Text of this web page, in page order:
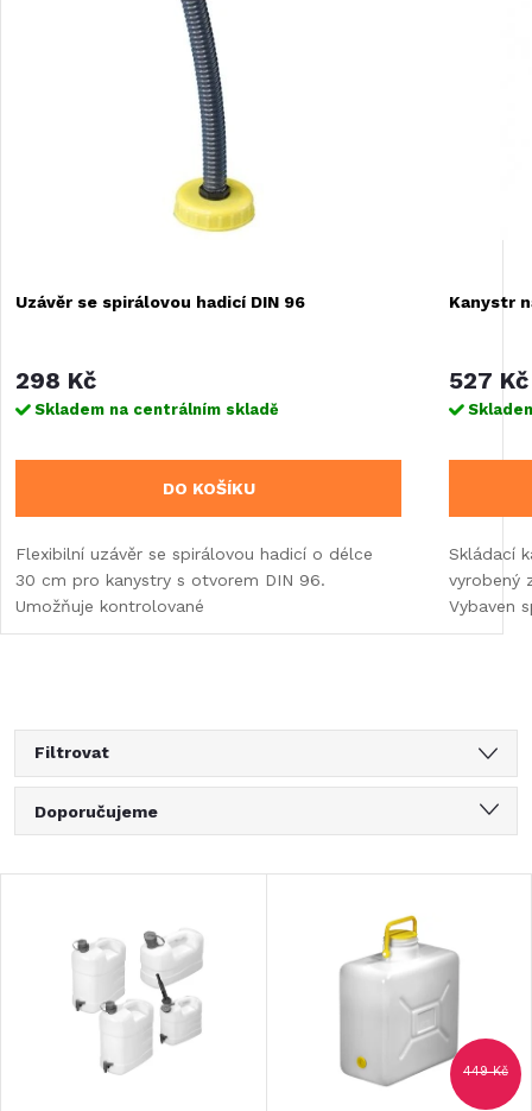
Uzávěr se spirálovou hadicí DIN 96
298 Kč
Skladem na centrálním skladě
DO KOŠÍKU
Flexibilní uzávěr se spirálovou hadicí o délce
30 cm pro kanystry s otvorem DIN 96.
Umožňuje kontrolované
Kanystr
527 Kč
Skládací
vyrobený
Vybaven
Filtrovat
Ř
a
Doporučujeme
Nejprodávanější
Abecedně
449 Kč